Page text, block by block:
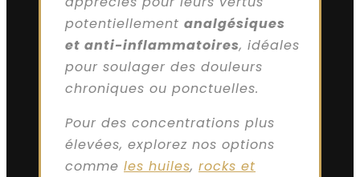
potentiellement analgésiques
et anti-inflammatoires, idéales
pour soulager des douleurs
chroniques ou ponctuelles.
Pour des concentrations plus
élevées, explorez nos options
comme les huiles, rocks et